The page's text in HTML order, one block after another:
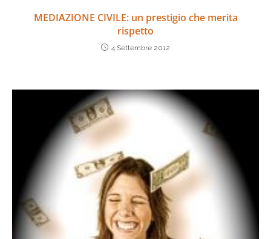
MEDIAZIONE CIVILE: un prestigio che merita
rispetto
4 Settembre 2012